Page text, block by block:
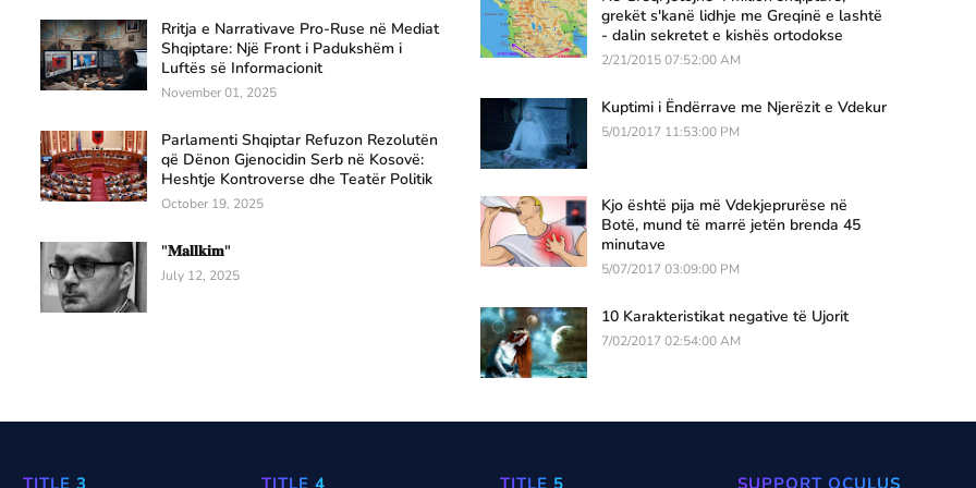
Rritja e Narrativave Pro-Ruse në Mediat
Shqiptare: Një Front i Padukshëm i
Luftës së Informacionit
November 01, 2025
Parlamenti Shqiptar Refuzon Rezolutën
që Dënon Gjenocidin Serb në Kosovë:
Heshtje Kontroverse dhe Teatër Politik
October 19, 2025
"𝐌𝐚𝐥𝐥𝐤𝐢𝐦"
July 12, 2025
grekët s'kanë lidhje me Greqinë e lashtë
- dalin sekretet e kishës ortodokse
2/21/2015 07:52:00 AM
Kuptimi i Ëndërrave me Njerëzit e Vdekur
5/01/2017 11:53:00 PM
Kjo është pija më Vdekjeprurëse në
Botë, mund të marrë jetën brenda 45
minutave
5/07/2017 03:09:00 PM
10 Karakteristikat negative të Ujorit
7/02/2017 02:54:00 AM
TITLE 3 TITLE 4 TITLE 5 SUPPORT OCULUS